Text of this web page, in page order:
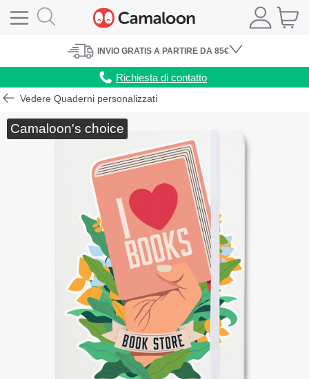
INVIO GRATIS A PARTIRE DA 85€
Richiesta di contatto
Vedere Quaderni personalizzati
Camaloon's choice